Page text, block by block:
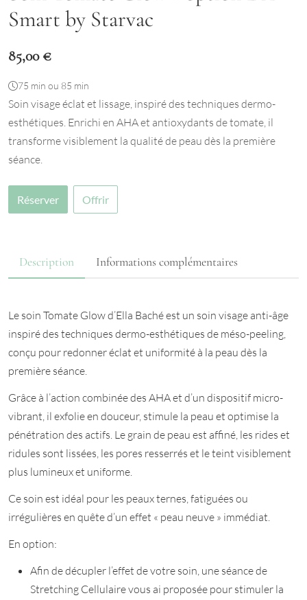
Smart by Starvac
85,00€
75 min ou 85 min
Soin visage éclat et lissage, inspiré des techniques dermo-
esthétiques. Enrichi en AHA et antioxydants de tomate, il
transforme visiblement la qualité de peau dès la première
séance.
Réserver Offrir
Description Informations complémentaires
Le soin Tomate Glow d’Ella Baché est un soin visage anti-âge
inspiré des techniques dermo-esthétiques de méso-peeling,
conçu pour redonner éclat et uniformité à la peau dès la
première séance.
Grâce à l’action combinée des AHA et d’un dispositif micro-
vibrant, il exfolie en douceur, stimule la peau et optimise la
pénétration des actifs. Le grain de peau est affiné, les rides et
ridules sont lissées, les pores resserrés et le teint visiblement
plus lumineux et uniforme.
Ce soin est idéal pour les peaux ternes, fatiguées ou
irrégulières en quête d’un effet « peau neuve » immédiat.
En option:
Afin de décupler l’effet de votre soin, une séance de
Stretching Cellulaire vous ai proposée pour stimuler la